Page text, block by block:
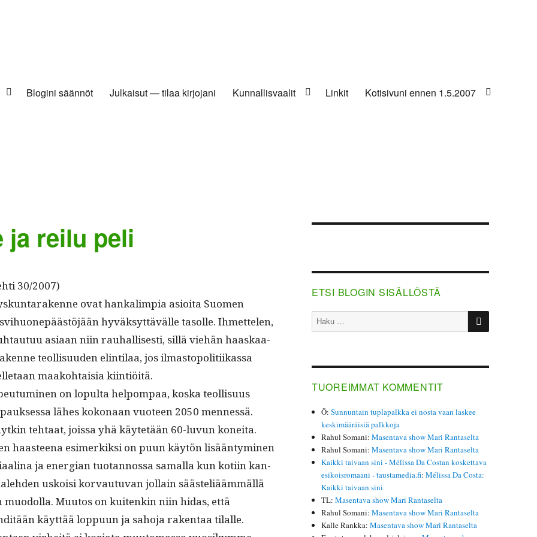
Blogini säännöt Julkaisut — tilaa kirjojani Kunnallisvaalit Linkit Kotisivuni ennen 1.5.2007
ja reilu peli
30/2007)
ovat han­kalimpia asioi­ta Suomen
hyväksyt­tävälle tasolle. Ihmette­len,
asi­aan niin rauhal­lis­es­ti, sil­lä viehän haaskaa­
teol­lisu­u­den elin­ti­laa, jos ilmastopoli­ti­ikas­sa
maako­htaisia kiintiöitä.
on lop­ul­ta helpom­paa, kos­ka teol­lisu­us
läh­es kokon­aan vuo­teen 2050 men­nessä.
tehtaat, jois­sa yhä käytetään 60-luvun konei­ta.
haas­teena esimerkik­si on puun käytön lisään­tymi­nen
ja ener­gian tuotan­nos­sa samal­la kun koti­in kan­
uskoisi kor­vau­tu­van jol­lain säästeliääm­mäl­lä
Muu­tos on kuitenkin niin hidas, että
käyt­tää lop­pu­un ja saho­ja rak­en­taa tilalle.
ETSI BLOGIN SISÄLLÖSTÄ
Etsi: HAKU
TUOREIMMAT KOMMENTIT
Ö:Sunnuntain tuplapalkka ei nosta vaan laskee
keskimääräisiä palkkoja
Rahul Somani:Masentava show Mari Rantaselta
Rahul Somani:Masentava show Mari Rantaselta
Kaikki taivaan sini - Mélissa Da Costan koskettava
esikoisromaani - taustamedia.fi:Mélissa Da Costa:
Kaikki taivaan sini
TL:Masentava show Mari Rantaselta
Rahul Somani:Masentava show Mari Rantaselta
Kalle Rankka:Masentava show Mari Rantaselta